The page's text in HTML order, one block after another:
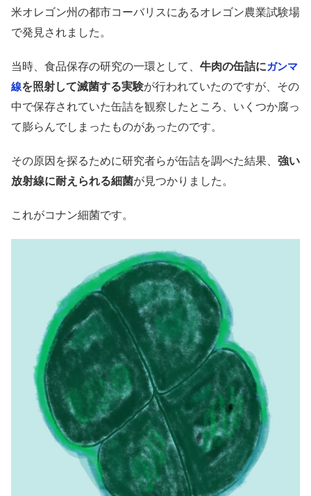
米オレゴン州の都市コーバリスにあるオレゴン農業試験場
で発見されました。
当時、食品保存の研究の一環として、 牛肉の缶詰にガンマ
線を照射して滅菌する実験が行われていたのですが、その
中で保存されていた缶詰を観察したところ、いくつか腐っ
て膨らんでしまったものがあったのです。
その原因を探るために研究者らが缶詰を調べた結果、 強い
放射線に耐えられる細菌が見つかりました。
これがコナン細菌です。